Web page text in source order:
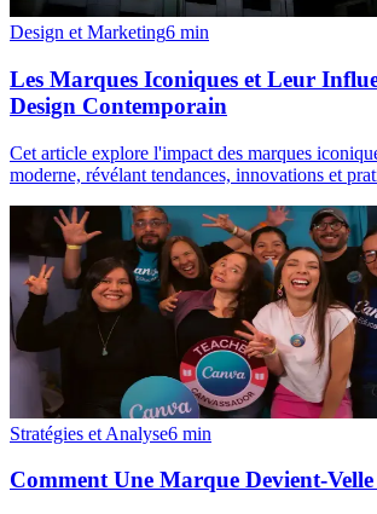
Design et Marketing6 min
Les Marques Iconiques et Leur
Design Contemporain
Cet article explore l'impact des marques
moderne, révélant tendances, innovations et
Stratégies et Analyse6 min
Comment Une Marque Devient-